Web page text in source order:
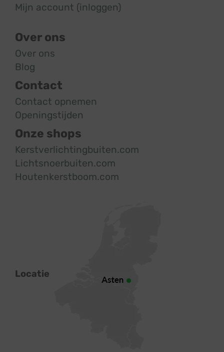
Mijn account (inloggen)
Over ons
Over ons
Blog
Contact
Contact opnemen
Openingstijden
Onze shops
Kerstverlichtingbuiten.com
Lichtsnoerbuiten.com
Houtenkerstboom.com
Locatie